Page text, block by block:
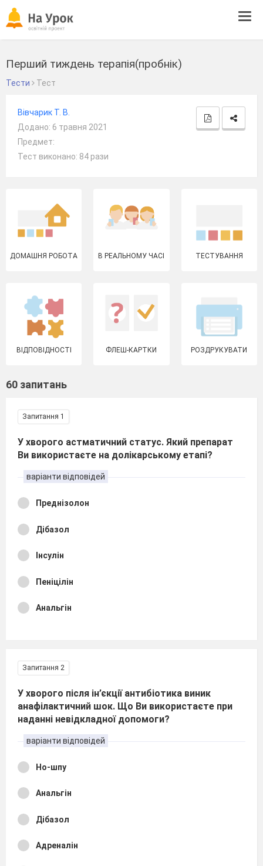
Перший тиждень терапія(пробнік)
Тести Тест
Вівчарик Т. В.
Додано: 6 травня 2021
Предмет:
Тест виконано: 84 рази
ДОМАШНЯ РОБОТА В РЕАЛЬНОМУ ЧАСІ ТЕСТУВАННЯ
ВІДПОВІДНОСТІ ФЛЕШ-КАРТКИ РОЗДРУКУВАТИ
60 запитань
Запитання 1
У хворого астматичний статус. Який препарат
Ви використаєте на долікарському етапі?
варіанти відповідей
Преднізолон
Дібазол
Інсулін
Пеніцілін
Анальгін
Запитання 2
У хворого після ін’єкції антибіотика виник
анафілактичний шок. Що Ви використаєте при
наданні невідкладної допомоги?
варіанти відповідей
Но-шпу
Анальгін
Дібазол
Адреналін